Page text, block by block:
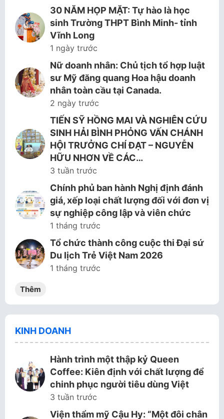
30 NĂM HỌP MẶT: Tự hào là học
sinh Trường THPT Bình Minh- tỉnh
Vĩnh Long
1 ngày trước
Nữ doanh nhân: Chủ tịch tổ hợp luật
sư Mỹ đăng quang Hoa hậu doanh
nhân toàn cầu tại Canada.
2 ngày trước
TIẾN SỸ HỒNG MAI VÀ NGHIÊN CỨU
SINH HẢI BÌNH PHỎNG VẤN CHÁNH
HỘI TRƯỞNG CHÍ ĐẠT – NGUYỄN
HỮU NHƠN VỀ CÁC…
3 tuần trước
Chính phủ ban hành Nghị định đánh
giá, xếp loại chất lượng đối với đơn vị
sự nghiệp công lập và viên chức
1 tháng trước
Tổ chức thành công cuộc thi Đại sứ
Du lịch Trẻ Việt Nam 2026
1 tháng trước
Thêm
KINH DOANH
Hành trình một thập kỷ Queen
Coffee: Kiên định với chất lượng để
chinh phục người tiêu dùng Việt
3 tuần trước
Viện thẩm mỹ Cậu Hy: “Một đôi chân